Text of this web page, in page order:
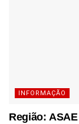
INFORMAÇÃO
Região: